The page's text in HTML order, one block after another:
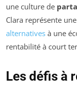
une culture de
Clara représente
alternatives à une
rentabilité à court
Les défis à